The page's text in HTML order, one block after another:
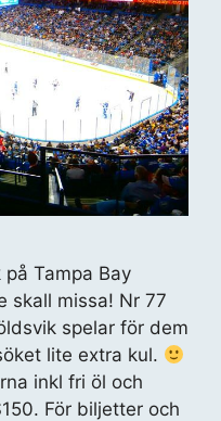
Tampa Bay
skall missa! Nr 77
spelar för dem
lite extra kul.
inkl fri öl och
För biljetter och